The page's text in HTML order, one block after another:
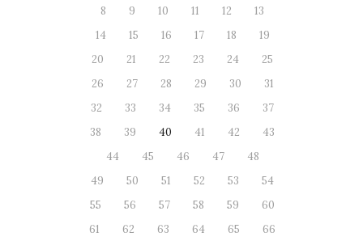
8
9 10 11 12
13
14
15 16 17 18
19
20
21 22 23 24
25
26
27 28 29 30
31
32
33 34 35 36
37
38
39 40 41 42
43
44
45 46 47
48
49
50 51 52 53
54
55
56 57 58 59
60
61
62 63 64 65
66